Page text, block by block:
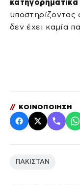
κατηγορηματικά
υποστηρίζοντας
δεν έχει καμία
// ΚΟΙΝΟΠΟΙΗΣΗ
ΠΑΚΙΣΤΑΝ